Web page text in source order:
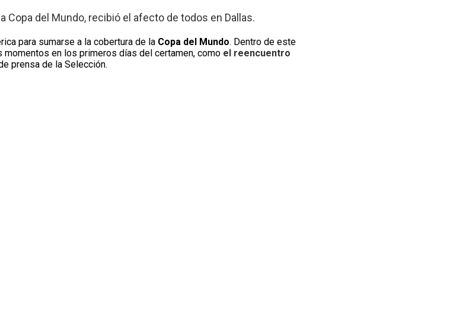
Copa del Mundo, recibió el afecto de todos en Dallas.
para sumarse a la cobertura de la Copa del Mundo. Dentro de este
momentos en los primeros días del certamen, como el reencuentro
prensa de la Selección.